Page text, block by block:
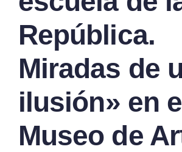
República.
Miradas de
ilusión» en
Museo de